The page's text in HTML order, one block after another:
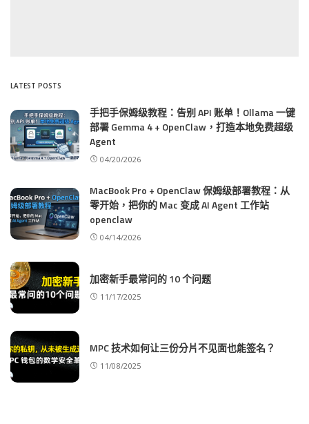
LATEST POSTS
手把手保姆级教程：告别 API 账单！Ollama 一键
部署 Gemma 4 + OpenClaw，打造本地免费超级
Agent
04/20/2026
MacBook Pro + OpenClaw 保姆级部署教程：从
零开始，把你的 Mac 变成 AI Agent 工作站
openclaw
04/14/2026
加密新手最常问的 10 个问题
11/17/2025
MPC 技术如何让三份分片不见面也能签名？
11/08/2025